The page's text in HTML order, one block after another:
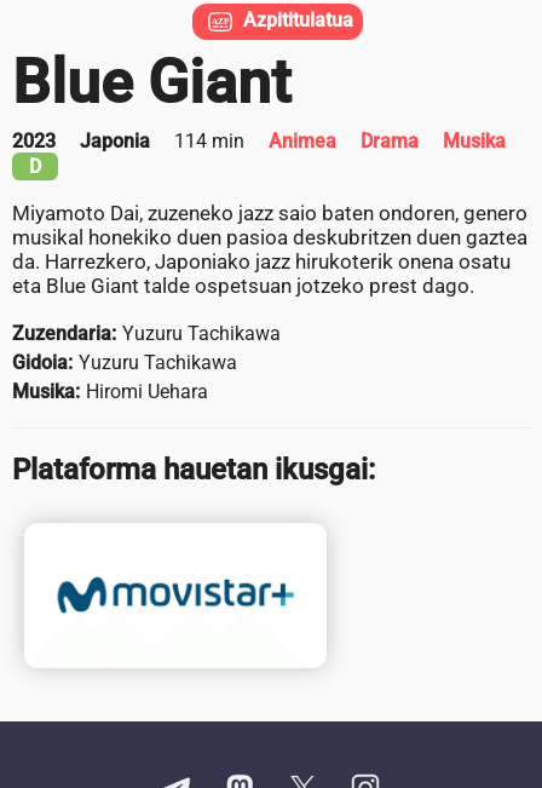
Blue Giant
2023 Japonia 114 min Animea Drama
Musika
D
Miyamoto Dai, zuzeneko jazz saio baten ondoren, genero
musikal honekiko duen pasioa deskubritzen duen gaztea
da. Harrezkero, Japoniako jazz hirukoterik onena osatu
eta Blue Giant talde ospetsuan jotzeko prest dago.
Zuzendaria: Yuzuru Tachikawa
Gidoia: Yuzuru Tachikawa
Musika: Hiromi Uehara
Plataforma hauetan ikusgai:
Azpititulatua